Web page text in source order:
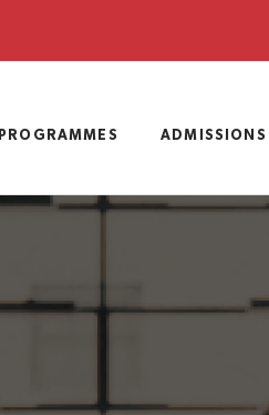
PROGRAMMES ADMISSIONS